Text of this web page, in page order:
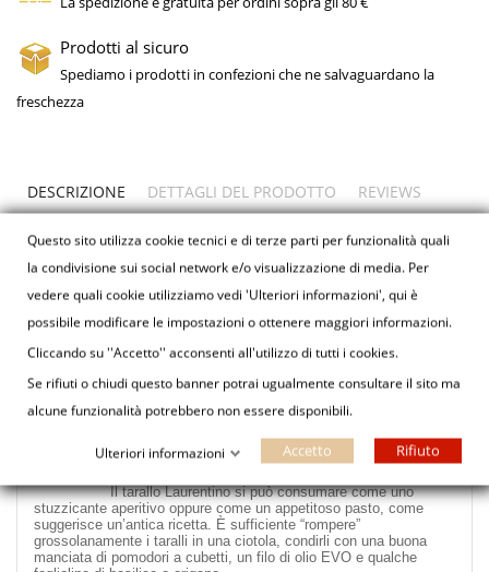
Prodotti al sicuro
Spediamo i prodotti in confezioni che ne salvaguardano la
freschezza
DESCRIZIONE DETTAGLI DEL PRODOTTO REVIEWS
Iltarallo di San Lorenzellonasce nell’800 quando i
panettieri utilizzarono l’impasto avanzato dalla quotidiana
Nel rispetto dei moderni processi di produzione e dei
mostrare sempre grande attenzione verso la storia e la tradizione:
ciò permette al
tarallo di San Lorenzello
di conservare quel
particolare profumo e l’intensa bontà delle proprie origini, tanto da
essere alimento simbolo della cultura e delle usanze locali,
riconosciuto anche dallaRegione CampaniacomeProdotto
Agroalimentare Tradizionale.
qualità delle materie primeutilizzate dal forno
Santa Rita che, come tradizione vuole, vengono reperite nel
Iltarallo Laurentinosi può consumare come uno
stuzzicante aperitivo oppure come un appetitoso pasto, come
suggerisce un’antica ricetta. È sufficiente “rompere”
grossolanamente i taralli in una ciotola, condirli con una buona
manciata di pomodori a cubetti, un filo di olio EVO e qualche
Questo sito utilizza cookie tecnici e di terze parti per funzionalità quali
la condivisione sui social network e/o visualizzazione di media. Per
vedere quali cookie utilizziamo vedi 'Ulteriori informazioni', qui è
possibile modificare le impostazioni o ottenere maggiori informazioni.
Cliccando su ''Accetto'' acconsenti all'utilizzo di tutti i cookies.
Se rifiuti o chiudi questo banner potrai ugualmente consultare il sito ma
alcune funzionalità potrebbero non essere disponibili.
Ulteriori informazioni Accetto Rifiuto